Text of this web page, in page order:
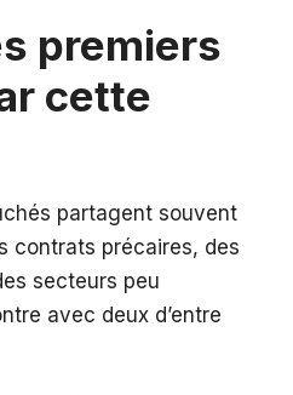
premiers
cette
partagent souvent
contrats précaires, des
secteurs peu
avec deux d’entre